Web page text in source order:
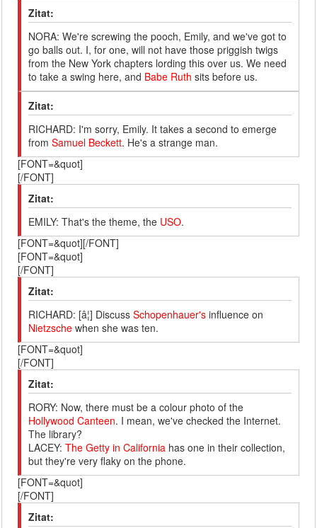
Zitat:
NORA: We're screwing the pooch, Emily, and we've got to
go balls out. I, for one, will not have those priggish twigs
from the New York chapters lording this over us. We need
to take a swing here, and Babe Ruth sits before us.
Zitat:
RICHARD: I'm sorry, Emily. It takes a second to emerge
fromSamuel Beckett. He's a strange man.
[FONT=&quot]
[/FONT]
Zitat:
EMILY: That's the theme, the USO.
[FONT=&quot][/FONT]
[FONT=&quot]
[/FONT]
Zitat:
RICHARD: [â¦] DiscussSchopenhauer's influence on
Nietzsche when she was ten.
[FONT=&quot]
[/FONT]
Zitat:
RORY: Now, there must be a colour photo of the
Hollywood Canteen. I mean, we've checked the Internet.
The library?
LACEY:The Getty in California has one in their collection,
but they're very flaky on the phone.
[FONT=&quot]
[/FONT]
Zitat: